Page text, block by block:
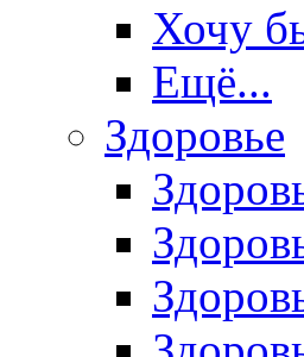
Хочу
Ещё...
Здоровье